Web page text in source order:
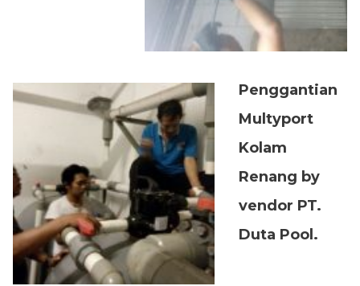
Penggantian
Multyport
Kolam
Renang by
vendor PT.
Duta Pool.